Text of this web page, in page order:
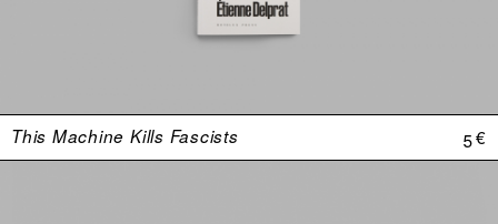
This Machine Kills Fascists 5 €